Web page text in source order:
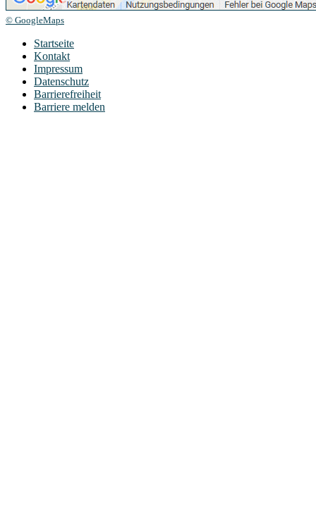
© GoogleMaps
Startseite
Kontakt
Impressum
Datenschutz
Barrierefreiheit
Barriere melden